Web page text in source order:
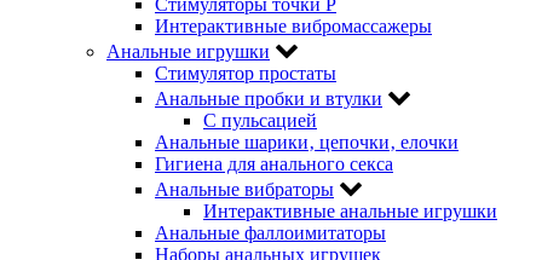
Стимуляторы точки P
Интерактивные вибромассажеры
Анальные игрушки
Стимулятор простаты
Анальные пробки и втулки
С пульсацией
Анальные шарики‚ цепочки‚ елочки
Гигиена для анального секса
Анальные вибраторы
Интерактивные анальные игрушки
Анальные фаллоимитаторы
Наборы анальных игрушек